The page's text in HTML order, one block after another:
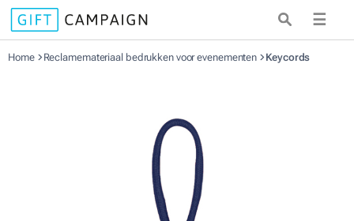
☰
Home Reclamemateriaal bedrukken voor evenementen Keycords